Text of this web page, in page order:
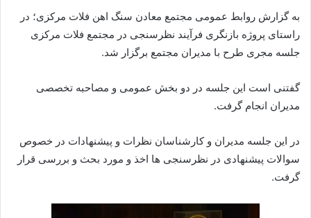
به گزارش روابط عمومی مجتمع معادن سنگ اهن فلات مرکزی؛ در
راستای پروژه بازنگری فرآیند نظرسنجی در مجتمع فلات مرکزی
جلسه مجری طرح با مدیران مجتمع برگزار شد.
گفتنی است این جلسه در دو بخش عمومی و مصاحبه تخصصی
مدیران انجام گرفت.
در این جلسه مدیران و کارشناسان نظرات و پیشنهادات در خصوص
سوالات پیشنهادی در نظرسنجی ها اخذ و مورد بحث و بررسی قرار
گرفت.